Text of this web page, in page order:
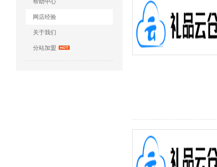
帮助中心
网店经验
关于我们
分站加盟